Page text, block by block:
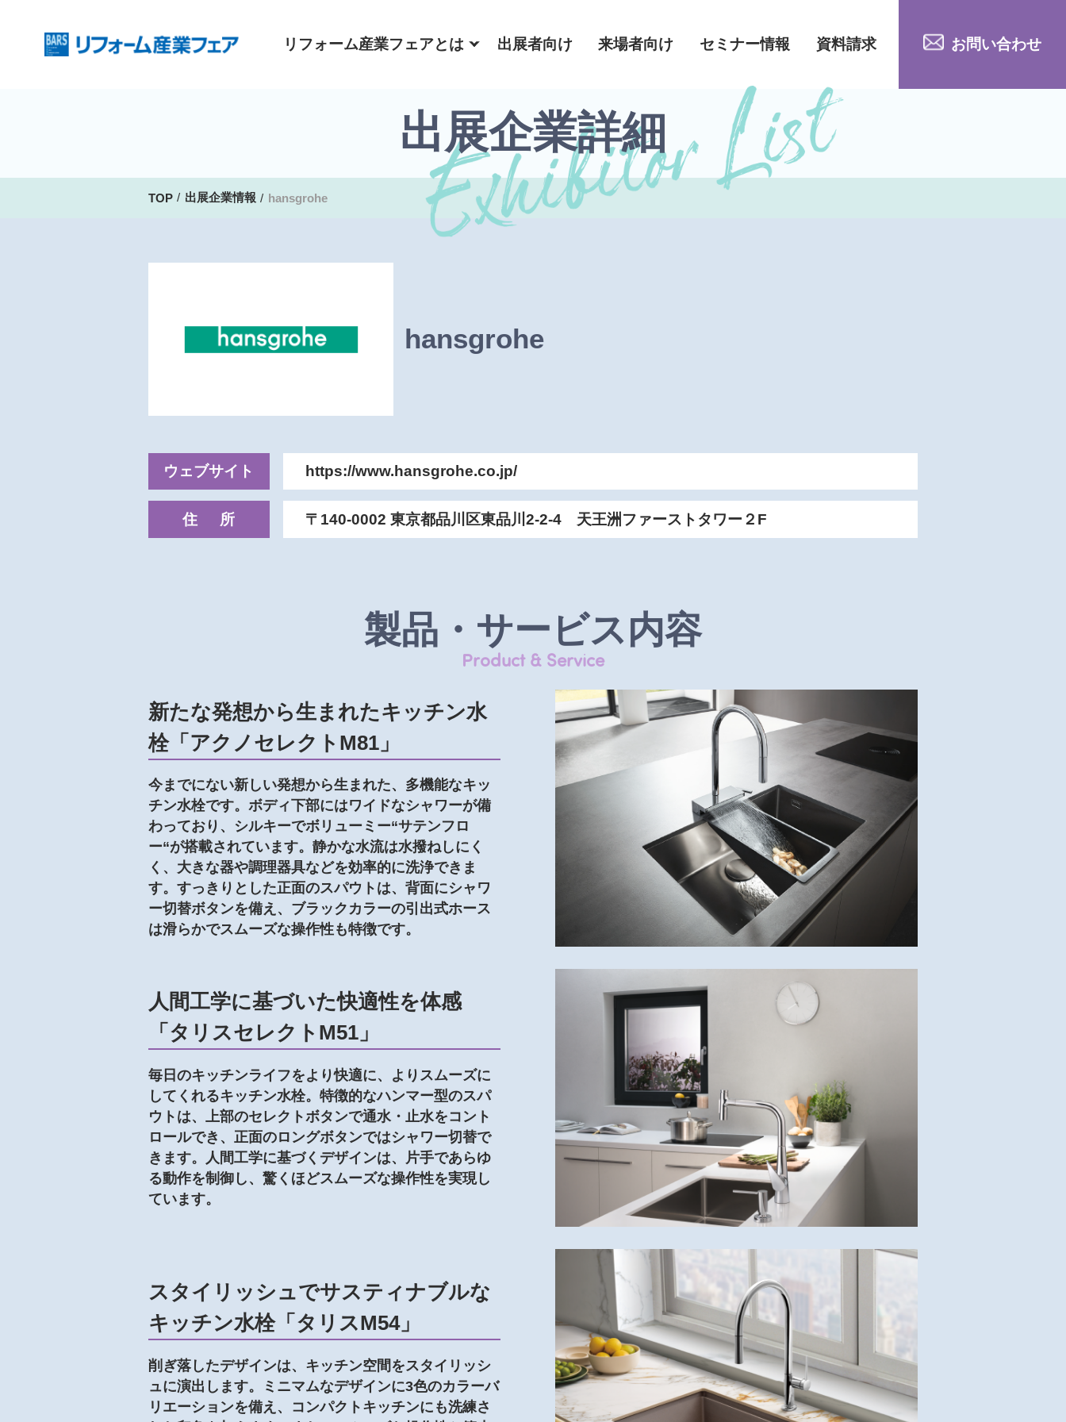
リフォーム産業フェアとは 出展者向け 来場者向け セミナー情報 資料請求 お問い合わせ
出展企業詳細
TOP 出展企業情報 hansgrohe
hansgrohe
ウェブサイト https://www.hansgrohe.co.jp/
住所 〒140-0002 東京都品川区東品川2-2-4 天王洲ファーストタワー２F
製品・サービス内容
Product & Service
新たな発想から生まれたキッチン水
栓「アクノセレクトM81」
今までにない新しい発想から生まれた、多機能なキッ
チン水栓です。ボディ下部にはワイドなシャワーが備
わっており、シルキーでボリューミー“サテンフロ
ー“が搭載されています。静かな水流は水撥ねしにく
く、大きな器や調理器具などを効率的に洗浄できま
す。すっきりとした正面のスパウトは、背面にシャワ
ー切替ボタンを備え、ブラックカラーの引出式ホース
は滑らかでスムーズな操作性も特徴です。
人間工学に基づいた快適性を体感
「タリスセレクトM51」
毎日のキッチンライフをより快適に、よりスムーズに
してくれるキッチン水栓。特徴的なハンマー型のスパ
ウトは、上部のセレクトボタンで通水・止水をコント
ロールでき、正面のロングボタンではシャワー切替で
きます。人間工学に基づくデザインは、片手であらゆ
る動作を制御し、驚くほどスムーズな操作性を実現し
ています。
スタイリッシュでサスティナブルな
キッチン水栓「タリスM54」
削ぎ落したデザインは、キッチン空間をスタイリッシ
ュに演出します。ミニマムなデザインに3色のカラーバ
リエーションを備え、コンパクトキッチンにも洗練さ